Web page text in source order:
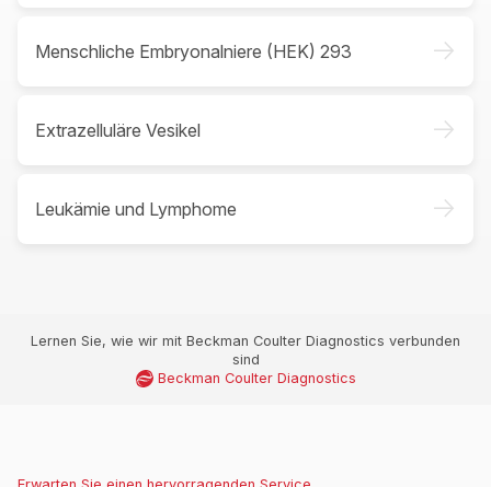
Menschliche Embryonalniere (HEK) 293 ->
Extrazelluläre Vesikel ->
Leukämie und Lymphome ->
Lernen Sie, wie wir mit Beckman Coulter Diagnostics verbunden
sind
Beckman Coulter Diagnostics